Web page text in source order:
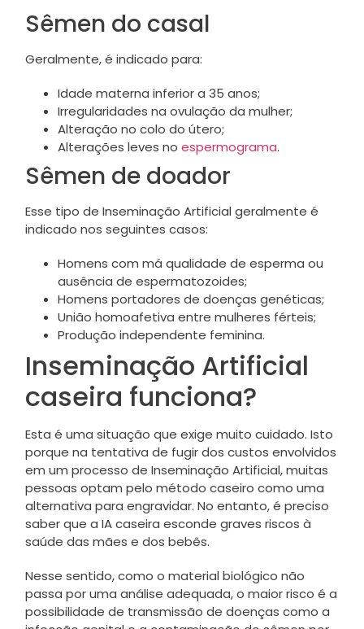
Sêmen do casal
Geralmente, é indicado para:
Idade materna inferior a 35 anos;
Irregularidades na ovulação da mulher;
Alteração no colo do útero;
Alterações leves no espermograma.
Sêmen de doador
Esse tipo de Inseminação Artificial geralmente é
indicado nos seguintes casos:
Homens com má qualidade de esperma ou
ausência de espermatozoides;
Homens portadores de doenças genéticas;
União homoafetiva entre mulheres férteis;
Produção independente feminina.
Inseminação Artificial
caseira funciona?
Esta é uma situação que exige muito cuidado. Isto
porque na tentativa de fugir dos custos envolvidos
em um processo de Inseminação Artificial, muitas
pessoas optam pelo método caseiro como uma
alternativa para engravidar. No entanto, é preciso
saber que a IA caseira esconde graves riscos à
saúde das mães e dos bebês.
Nesse sentido, como o material biológico não
passa por uma análise adequada, o maior risco é a
possibilidade de transmissão de doenças como a